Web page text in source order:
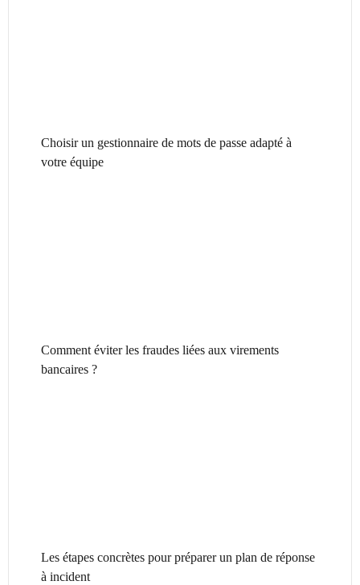
Choisir un gestionnaire de mots de passe adapté à
votre équipe
Comment éviter les fraudes liées aux virements
bancaires ?
Les étapes concrètes pour préparer un plan de réponse
à incident